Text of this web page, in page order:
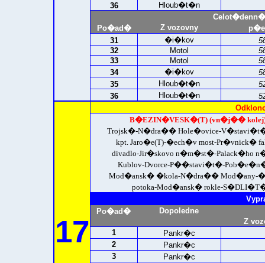
36
Hloub�t�n
Po�ad�
Z vozovny
31
�i�kov
32
Motol
33
Motol
34
�i�kov
35
Hloub�t�n
36
Hloub�t�n
17
B�EZIN�VESK�(T) (vn�j��
Trojsk�-N�dra�� Hole�ovice-
kpt. Jaro�e(T)-�ech�v most-Pr�vnick�
divadlo-Jir�skovo n�m�st�-
Kublov-Dvorce-P��stavi�t�-
Mod�ansk� �kola-N�dra�� Mod�any-
potoka-Mod�ansk� rokle-S�DLI�T�
Po�ad�
Dopoledne
Z
1
Pankr�c
2
Pankr�c
3
Pankr�c